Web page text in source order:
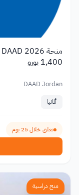
1,400 يورو
DAAD Jordan
ألمانيا
تغلق خلال 25 يوم
منح دراسية